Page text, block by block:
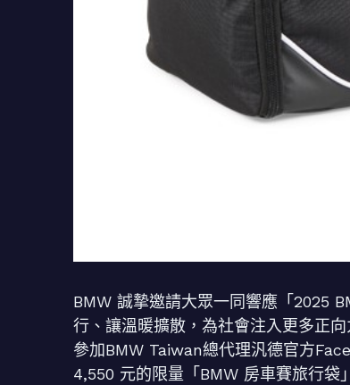
BMW 誠摯邀請大眾一同響應「2025
行、讓溫暖擴散，為社會注入更多正
參加BMW Taiwan總代理汎德官方
4,550 元的限量「BMW 房車賽旅行袋